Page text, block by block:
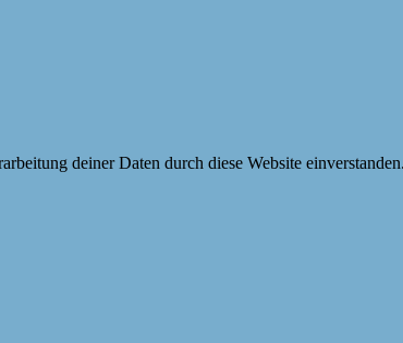
deiner Daten durch diese Website